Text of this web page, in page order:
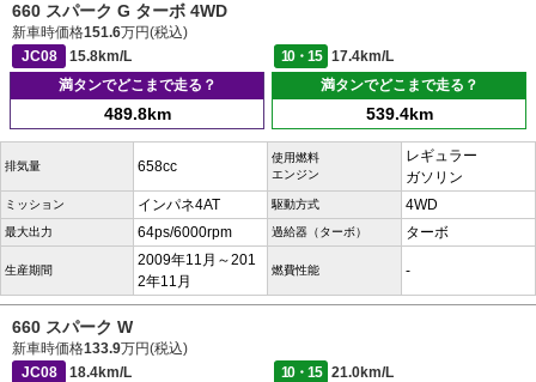
660 スパーク G ターボ 4WD
新車時価格151.6万円(税込)
JC08
15.8km/L 10・15
17.4km/L
満タンでどこまで走る？
489.8km
満タンでどこまで走る？
539.4km
排気量 658cc
使用燃料
エンジン
レギュラー
ガソリン
ミッション インパネ4AT 駆動方式 4WD
最大出力 64ps/6000rpm 過給器（ターボ） ターボ
生産期間
2009年11月～201
2年11月
燃費性能 -
660 スパーク W
新車時価格133.9万円(税込)
JC08
18.4km/L 10・15 21.0km/L